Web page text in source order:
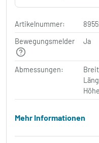
Artikelnummer:
Bewegungsmelder
Ja
Abmessungen:
Mehr Informationen